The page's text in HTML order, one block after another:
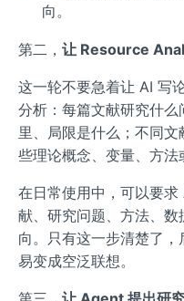
向。
第二， 让 Resource
这一轮不要急着让 AI 写
分析：每篇文献研究什
里、局限是什么；不同
些理论概念、变量、方法
在日常使用中，可以要
献、研究问题、方法、
向。只有这一步清楚了
易变成空泛联想。